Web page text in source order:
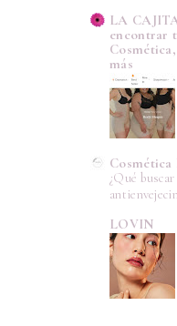
LA
encontrar
más
¿Qué
LOVIN